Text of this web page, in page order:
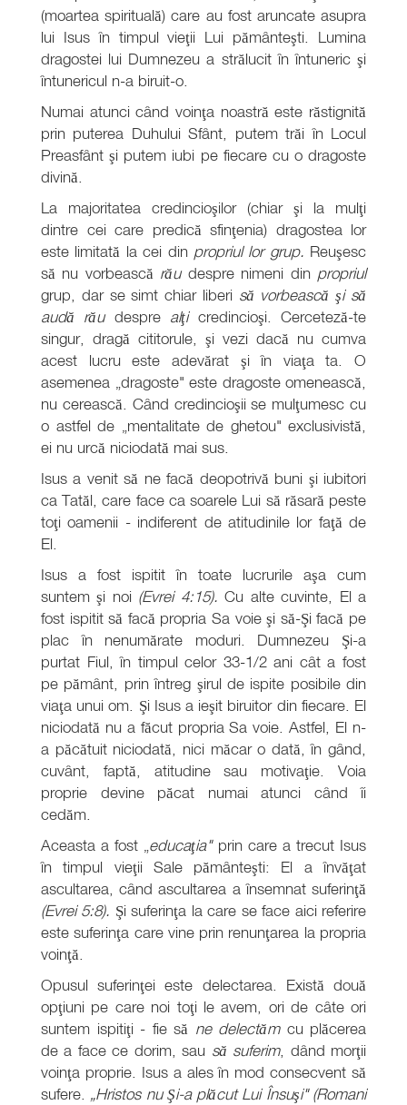
(moartea spirituală) care au fost aruncate asupra
lui Isus în timpul vieţii Lui pământeşti. Lumina
dragostei lui Dumnezeu a strălucit în întuneric şi
întunericul n-a biruit-o.
Numai atunci când voinţa noastră este răstignită
prin puterea Duhului Sfânt, putem trăi în Locul
Preasfânt şi putem iubi pe fiecare cu o dragoste
divină.
La majoritatea credincioşilor (chiar şi la mulţi
dintre cei care predică sfinţenia) dragostea lor
este limitată la cei din propriul lor grup. Reuşesc
să nu vorbească rău despre nimeni din propriul
grup, dar se simt chiar liberi să vorbească şi să
audă rău despre alţi credincioşi. Cerceteză-te
singur, dragă cititorule, şi vezi dacă nu cumva
acest lucru este adevărat şi în viaţa ta. O
asemenea „dragoste" este dragoste omenească,
nu cerească. Când credincioşii se mulţumesc cu
o astfel de „mentalitate de ghetou" exclusivistă,
ei nu urcă niciodată mai sus.
Isus a venit să ne facă deopotrivă buni şi iubitori
ca Tatăl, care face ca soarele Lui să răsară peste
toţi oamenii - indiferent de atitudinile lor faţă de
El.
Isus a fost ispitit în toate lucrurile aşa cum
suntem şi noi (Evrei 4:15).Cu alte cuvinte, El a
fost ispitit să facă propria Sa voie şi să-Şi facă pe
plac în nenumărate moduri. Dumnezeu Şi-a
purtat Fiul, în timpul celor 33-1/2 ani cât a fost
pe pământ, prin întreg şirul de ispite posibile din
viaţa unui om. Şi Isus a ieşit biruitor din fiecare. El
niciodată nu a făcut propria Sa voie. Astfel, El n-
a păcătuit niciodată, nici măcar o dată, în gând,
cuvânt, faptă, atitudine sau motivaţie. Voia
proprie devine păcat numai atunci când îi
cedăm.
Aceasta a fost „educaţia" prin care a trecut Isus
în timpul vieţii Sale pământeşti: El a învăţat
ascultarea, când ascultarea a însemnat suferinţă
(Evrei 5:8). Şi suferinţa la care se face aici referire
este suferinţa care vine prin renunţarea la propria
voinţă.
Opusul suferinţei este delectarea. Există două
opţiuni pe care noi toţi le avem, ori de câte ori
suntem ispitiţi - fie să ne delectăm cu plăcerea
de a face ce dorim, sau să suferim, dând morţii
voinţa proprie. Isus a ales în mod consecvent să
sufere. „Hristos nu Şi-a plăcut Lui Însuşi" (Romani